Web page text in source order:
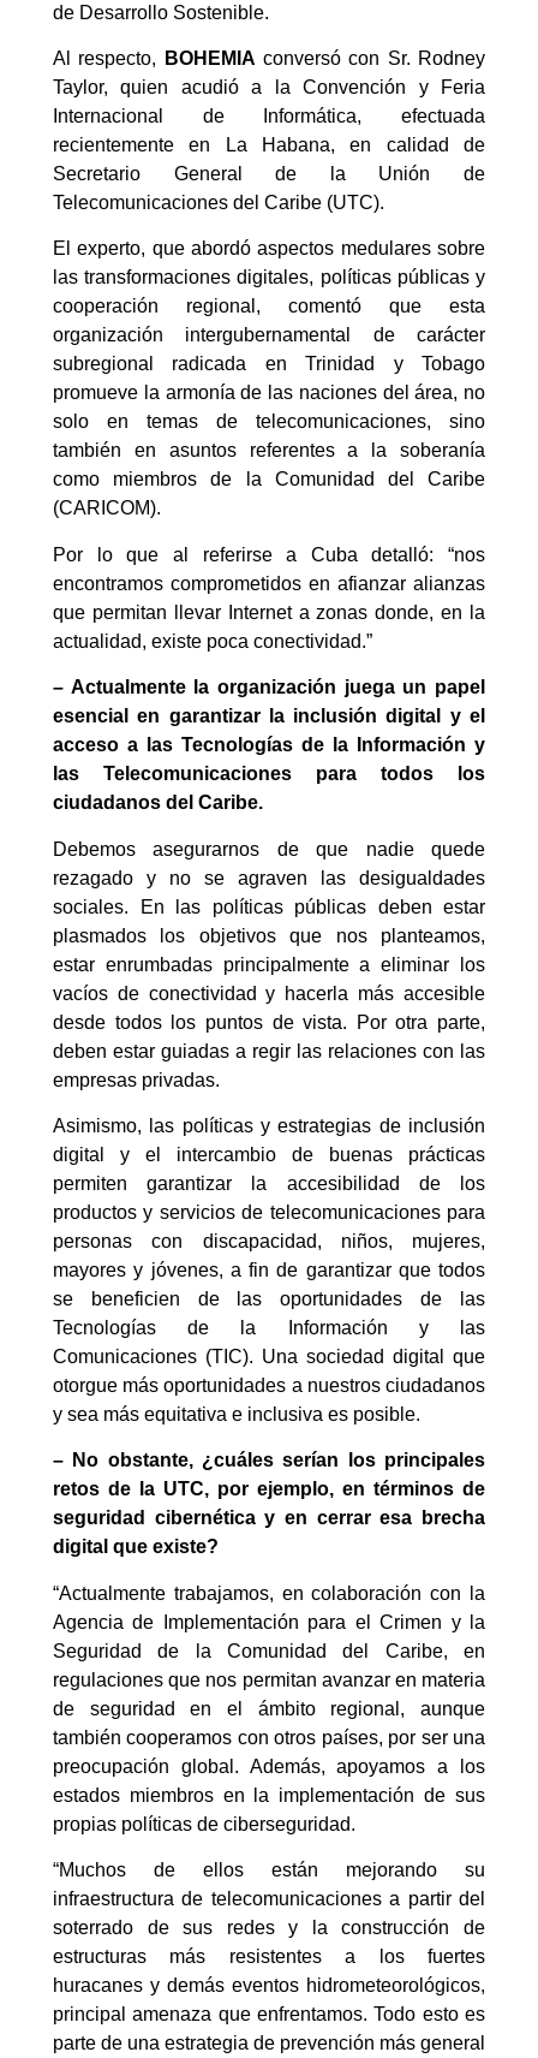
de Desarrollo Sostenible.
Al respecto, BOHEMIA conversó con Sr. Rodney
Taylor, quien acudió a la Convención y Feria
Internacional de Informática, efectuada
recientemente en La Habana, en calidad de
Secretario General de la Unión de
Telecomunicaciones del Caribe (UTC).
El experto, que abordó aspectos medulares sobre
las transformaciones digitales, políticas públicas y
cooperación regional, comentó que esta
organización intergubernamental de carácter
subregional radicada en Trinidad y Tobago
promueve la armonía de las naciones del área, no
solo en temas de telecomunicaciones, sino
también en asuntos referentes a la soberanía
como miembros de la Comunidad del Caribe
(CARICOM).
Por lo que al referirse a Cuba detalló: “nos
encontramos comprometidos en afianzar alianzas
que permitan llevar Internet a zonas donde, en la
actualidad, existe poca conectividad.”
– Actualmente la organización juega un papel
esencial en garantizar la inclusión digital y el
acceso a las Tecnologías de la Información y
las Telecomunicaciones para todos los
ciudadanos del Caribe.
Debemos asegurarnos de que nadie quede
rezagado y no se agraven las desigualdades
sociales. En las políticas públicas deben estar
plasmados los objetivos que nos planteamos,
estar enrumbadas principalmente a eliminar los
vacíos de conectividad y hacerla más accesible
desde todos los puntos de vista. Por otra parte,
deben estar guiadas a regir las relaciones con las
empresas privadas.
Asimismo, las políticas y estrategias de inclusión
digital y el intercambio de buenas prácticas
permiten garantizar la accesibilidad de los
productos y servicios de telecomunicaciones para
personas con discapacidad, niños, mujeres,
mayores y jóvenes, a fin de garantizar que todos
se beneficien de las oportunidades de las
Tecnologías de la Información y las
Comunicaciones (TIC). Una sociedad digital que
otorgue más oportunidades a nuestros ciudadanos
y sea más equitativa e inclusiva es posible.
– No obstante, ¿cuáles serían los principales
retos de la UTC, por ejemplo, en términos de
seguridad cibernéticay en cerrar esa brecha
digital que existe?
“Actualmente trabajamos, en colaboración con la
Agencia de Implementación para el Crimen y la
Seguridad de la Comunidad del Caribe, en
regulaciones que nos permitan avanzar en materia
de seguridad en el ámbito regional, aunque
también cooperamos con otros países, por ser una
preocupación global. Además, apoyamos a los
estados miembros en la implementación de sus
propias políticas de ciberseguridad.
“Muchos de ellos están mejorando su
infraestructura de telecomunicaciones a partir del
soterrado de sus redes y la construcción de
estructuras más resistentes a los fuertes
huracanes y demás eventos hidrometeorológicos,
principal amenaza que enfrentamos. Todo esto es
parte de una estrategia de prevención más general